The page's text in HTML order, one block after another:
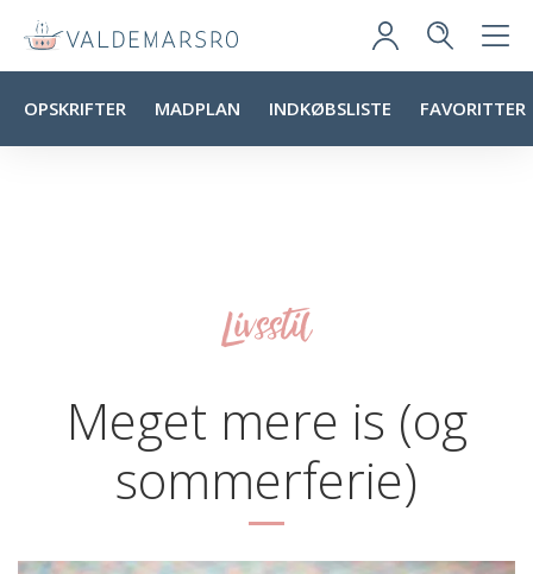
OPSKRIFTER MADPLAN INDKØBSLISTE FAVORITTER
Livsstil
Meget mere is (og
sommerferie)